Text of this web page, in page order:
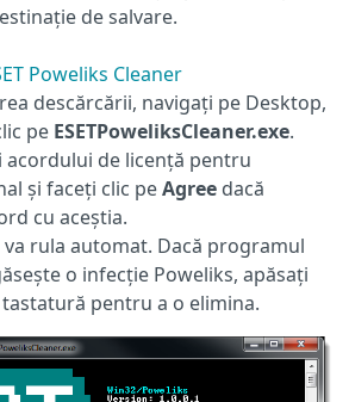
de salvare.
Poweliks Cleaner
descărcării, navigați pe Desktop,
pe ESETPoweliksCleaner.exe.
acordului de licență pentru
și faceți clic peAgree dacă
cu aceștia.
rula automat. Dacă programul
o infecție Poweliks, apăsați
tastatură pentru a o elimina.